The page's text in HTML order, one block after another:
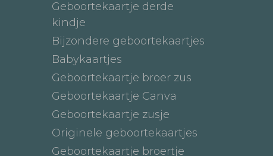
Geboortekaartje derde
kindje
Bijzondere geboortekaartjes
Babykaartjes
Geboortekaartje broer zus
Geboortekaartje Canva
Geboortekaartje zusje
Originele geboortekaartjes
Geboortekaartje broertje